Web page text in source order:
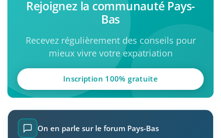
Rejoignez la communauté Pays-
Bas
Recevez régulièrement des conseils pour
mieux vivre votre expatriation
Inscription 100% gratuite
On en parle sur le forum Pays-Bas